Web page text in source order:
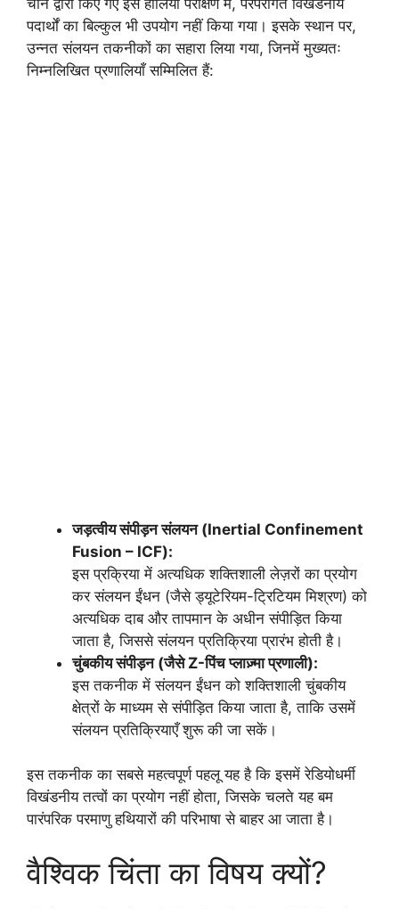
चीन द्वारा किए गए इस हालिया परीक्षण में, परंपरागत विखंडनीय
पदार्थों का बिल्कुल भी उपयोग नहीं किया गया। इसके स्थान पर,
उन्नत संलयन तकनीकों का सहारा लिया गया, जिनमें मुख्यतः
निम्नलिखित प्रणालियाँ सम्मिलित हैं:
जड़त्वीय संपीड़न संलयन (Inertial Confinement
Fusion – ICF):
इस प्रक्रिया में अत्यधिक शक्तिशाली लेज़रों का प्रयोग
कर संलयन ईंधन (जैसे ड्यूटेरियम-ट्रिटियम मिश्रण) को
अत्यधिक दाब और तापमान के अधीन संपीड़ित किया
जाता है, जिससे संलयन प्रतिक्रिया प्रारंभ होती है।
चुंबकीय संपीड़न (जैसे Z-पिंच प्लाज़्मा प्रणाली):
इस तकनीक में संलयन ईंधन को शक्तिशाली चुंबकीय
क्षेत्रों के माध्यम से संपीड़ित किया जाता है, ताकि उसमें
संलयन प्रतिक्रियाएँ शुरू की जा सकें।
इस तकनीक का सबसे महत्वपूर्ण पहलू यह है कि इसमें रेडियोधर्मी
विखंडनीय तत्वों का प्रयोग नहीं होता, जिसके चलते यह बम
पारंपरिक परमाणु हथियारों की परिभाषा से बाहर आ जाता है।
वैश्विक चिंता का विषय क्यों?